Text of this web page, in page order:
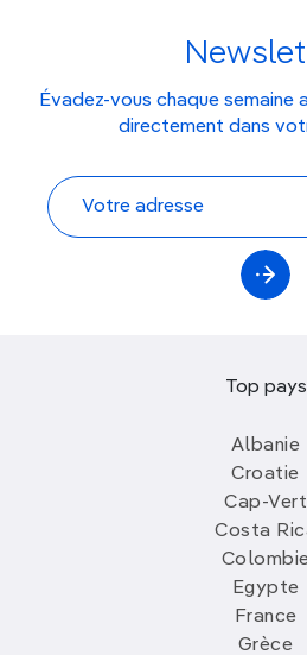
Évadez-vous chaque
directement dans
Top pays
Albanie
Croatie
Cap-Vert
Costa
Egypte
France
Grèce